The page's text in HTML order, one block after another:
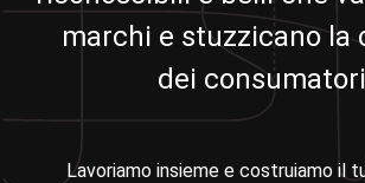
marchi e stuzzicano la
dei
Lavoriamo insieme e costruiamo il